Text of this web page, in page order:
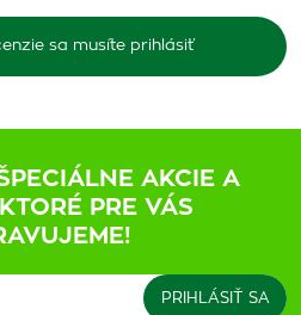
sa musíte prihlásiť
AKCIE A
PRE VÁS